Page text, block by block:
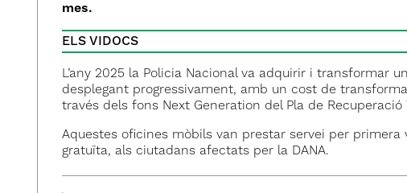
mes.
ELS VIDOCS
L’any 2025 la Policia Nacional va adquirir i transformar
desplegant progressivament, amb un cost de
través dels fons Next Generation del Pla de Recuperació
Aquestes oficines mòbils van prestar servei per
gratuïta, als ciutadans afectats per la DANA.